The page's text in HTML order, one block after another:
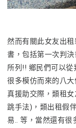
然而有關此女友出
書，包括第一次判
所列!! 鄉民們可以
很多模仿而來的八
真援助交際，類租
跳手法)，類出租假
易.. 等，當然還有很